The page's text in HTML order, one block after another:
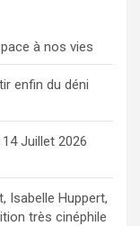
à nos vies
enfin du déni
Juillet 2026
Isabelle Huppert,
très cinéphile